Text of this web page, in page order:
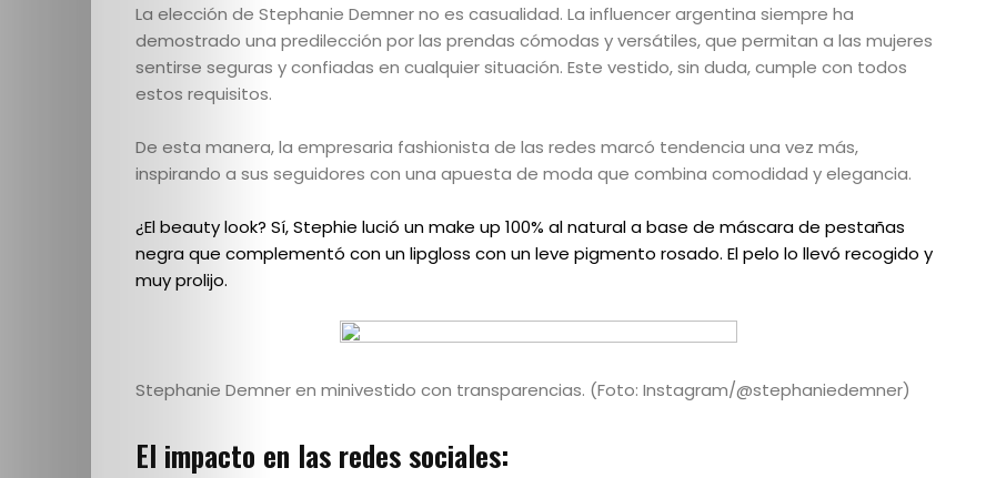
Los
Elegidos
Cultura
PLOP
Imagen
Belleza
Crónicas
La elección de Stephanie Demner no es casualidad. La influencer argentina siempre ha
demostrado una predilección por las prendas cómodas y versátiles, que permitan a las mujeres
sentirse seguras y confiadas en cualquier situación. Este vestido, sin duda, cumple con todos
estos requisitos.
De esta manera, la empresaria fashionista de las redes marcó tendencia una vez más,
inspirando a sus seguidores con una apuesta de moda que combina comodidad y elegancia.
¿El beauty look? Sí, Stephie lució un make up 100% al natural a base de máscara de pestañas
negra que complementó con un lipgloss con un leve pigmento rosado. El pelo lo llevó recogido y
muy prolijo.
Stephanie Demner en minivestido con transparencias. (Foto: Instagram/@stephaniedemner)
El impacto en las redes sociales: